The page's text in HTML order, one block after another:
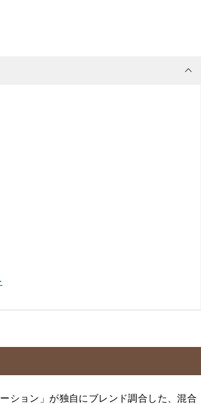
ション」が独自にブレンド調合した、混合